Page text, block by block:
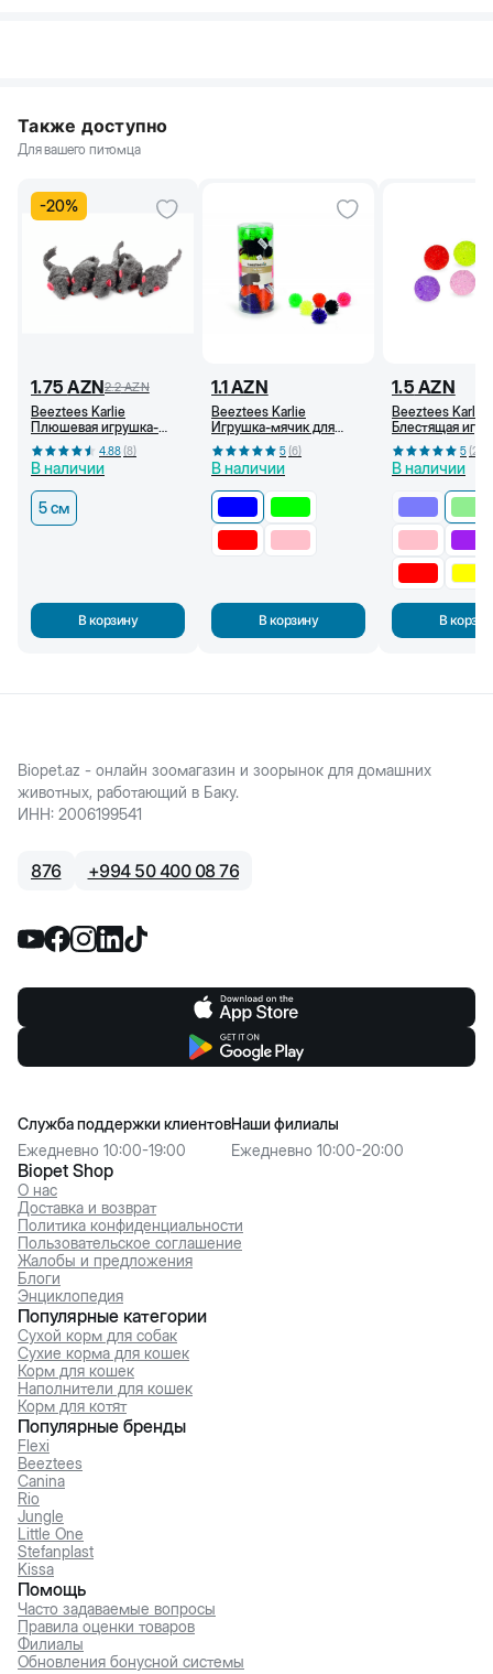
Также доступно
Для вашего питомца
-20%
1.75 AZN2.2 AZN
Beeztees Karlie
Плюшевая игрушка-
мышь с погремушкой
для кошек, серая, 5 см
4.88(8)
В наличии
5 см
В корзину
1.1AZN
Beeztees Karlie
Игрушка-мячик для
кошек, с шипами, 3,5 см
(Синий)
5(6)
В наличии
В корзину
1.5 AZN
Beeztees Karlie
Блестящая
мячик для
см (Светло-
5(2
В наличии
В
Biopet.az - онлайн зоомагазин и зоорынок для домашних
животных, работающий в Баку.
ИНН: 2006199541
876 +994 50 400 08 76
Biopet Shop
О нас
Доставка и возврат
Политика конфиденциальности
Пользовательское соглашение
Жалобы и предложения
Блоги
Энциклопедия
Служба поддержки клиентов
Ежедневно 10:00-19:00
Наши филиалы
Ежедневно 10:00-20:00
Популярные категории
Сухой корм для собак
Сухие корма для кошек
Корм для кошек
Наполнители для кошек
Корм для котят
Популярные бренды
Flexi
Beeztees
Canina
Rio
Jungle
Little One
Stefanplast
Kissa
Помощь
Часто задаваемые вопросы
Правила оценки товаров
Филиалы
Обновления бонусной системы